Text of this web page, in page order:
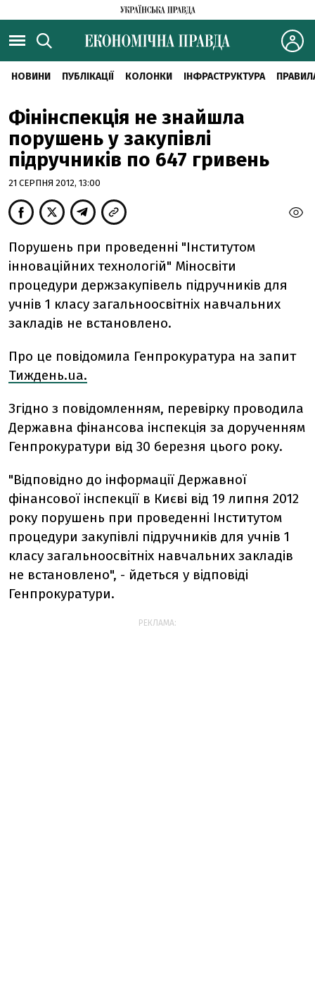
НОВИНИ ПУБЛІКАЦІЇ КОЛОНКИ ІНФРАСТРУКТУРА
Фінінспекція не знайшла
порушень у закупівлі
підручників по 647 гривень
21 СЕРПНЯ 2012, 13:00
Порушень при проведенні "Інститутом
інноваційних технологій" Міносвіти
процедури держзакупівель підручників для
учнів 1 класу загальноосвітніх навчальних
закладів не встановлено.
Про це повідомила Генпрокуратура на запит
Тиждень.ua.
Згідно з повідомленням, перевірку проводила
Державна фінансова інспекція за дорученням
Генпрокуратури від 30 березня цього року.
"Відповідно до інформації Державної
фінансової інспекції в Києві від 19 липня 2012
року порушень при проведенні Інститутом
процедури закупівлі підручників для учнів 1
класу загальноосвітніх навчальних закладів
не встановлено", - йдеться у відповіді
Генпрокуратури.
РЕКЛАМА: